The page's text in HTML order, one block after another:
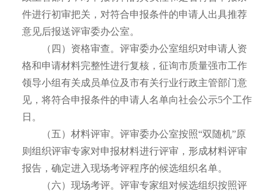
件进行初审把关，对符合申报条件的申请人出具推荐
意见后报送评审委办公室。
（四）资格审查。评审委办公室组织对申请人资
格和申请材料完整性进行复核，征询市质量强市工作
领导小组有关成员单位及市有关行业行政主管部门意
见，将符合申报条件的申请人名单向社会公示5个工作
日。
（五）材料评审。评审委办公室按照“双随机”原
则组织评审专家对申报材料进行评审，形成材料评审
报告，确定进入现场考评程序的候选组织名单。
（六）现场考评。评审专家组对候选组织按照评